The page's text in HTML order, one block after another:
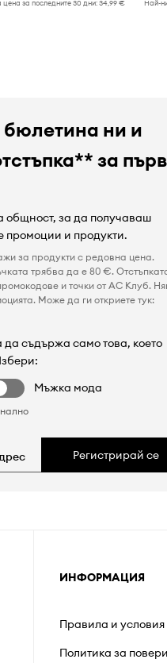
цена за последните 30 дни:34,99 €
Най-
ни и
за
за да получаваш
промоции и продукти.
за продукти с редовна цена.
трябва да е 80 €.
и точки от AC Клуб.
Може да ги откриете тук:
съдържа само това, което
Мъжка мода
Регистрирай се
ИНФОРМАЦИЯ
Правила и условия
Политика за